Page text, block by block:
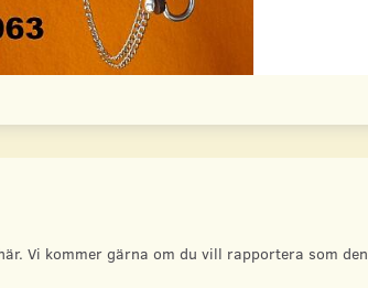
Vi kommer gärna om du vill rapportera som den